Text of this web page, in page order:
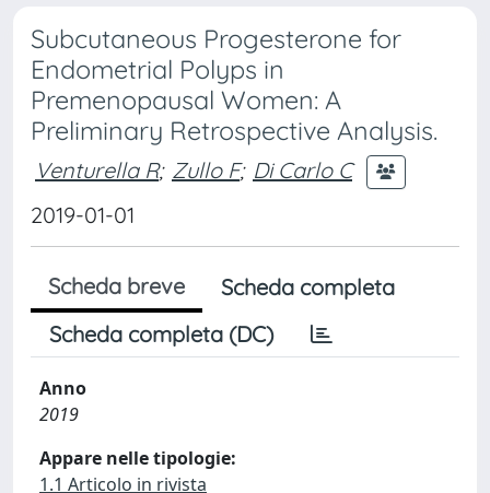
Subcutaneous Progesterone for
Endometrial Polyps in
Premenopausal Women: A
Preliminary Retrospective Analysis.
Venturella R; Zullo F; Di Carlo C
2019-01-01
Scheda breve
Scheda completa
Scheda completa (DC)
Anno
2019
Appare nelle tipologie:
1.1 Articolo in rivista